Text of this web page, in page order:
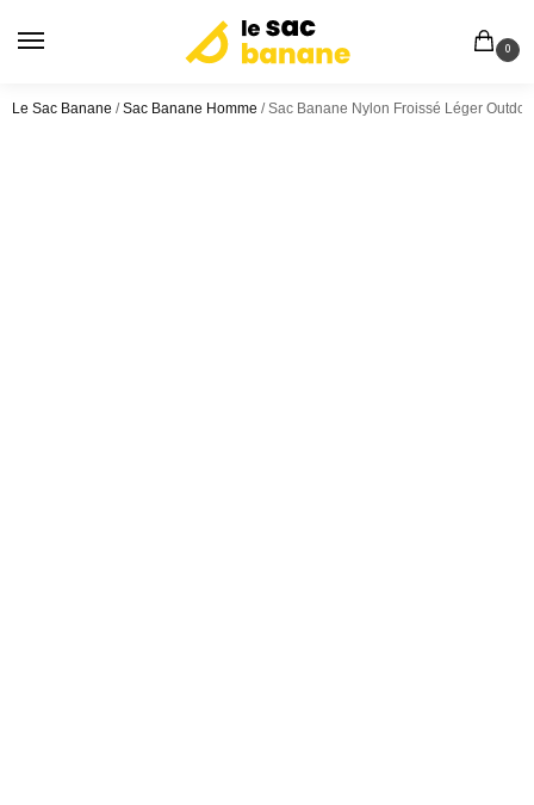
0
Le Sac Banane /Sac Banane Homme /Sac Banane Nylon Froissé Léger